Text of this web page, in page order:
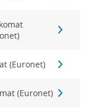
(Euronet)
(Euronet)